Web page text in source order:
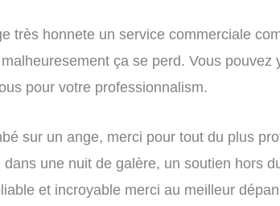
très honnete un service commerciale
ça se perd. Vous pouvez
pour votre professionnalism.
sur un ange, merci pour tout du plus
dans une nuit de galère, un soutien hors
et incroyable merci au meilleur